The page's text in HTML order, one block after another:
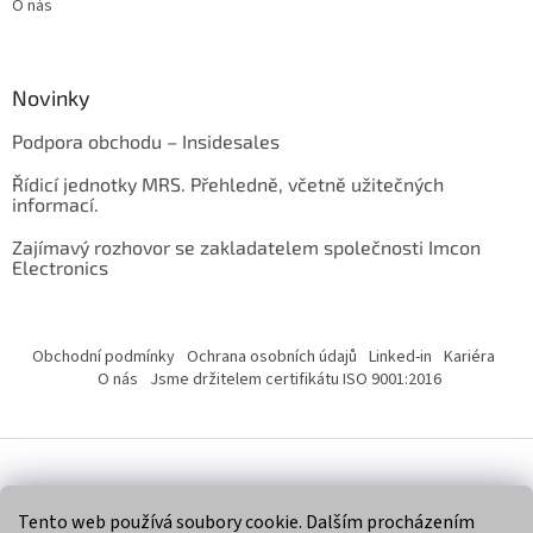
Tento web používá soubory cookie. Dalším procházením
O nás
Novinky
Podpora obchodu – Insidesales
Řídicí jednotky MRS. Přehledně, včetně užitečných
informací.
Zajímavý rozhovor se zakladatelem společnosti Imcon
Electronics
Obchodní podmínky Ochrana osobních údajů Linked-in Kariéra
O nás Jsme držitelem certifikátu ISO 9001:2016